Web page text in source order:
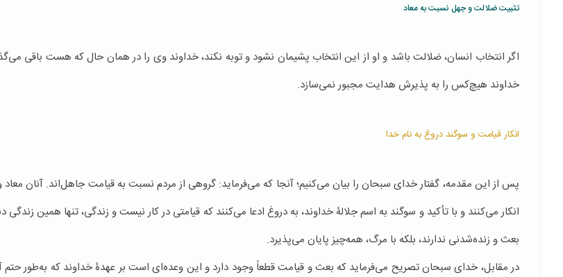
تثبیت ضلالت و جهل نسبت به معاد
اگر انتخاب انسان، ضلالت باشد و او از این انتخاب پشیمان نشود و توبه نکند، خداوند وی را در همان حال که هست باقی
خداوند هیچ‌کس را به پذیرش هدایت مجبور نمی‌سازد.
انکار قیامت و سوگند دروغ به نام خدا
پس از این مقدمه، گفتار خدای سبحان را بیان می‌کنیم؛ آنجا که می‌فرماید: گروهی از مردم نسبت به قیامت جاهل‌اند. آنان
انکار می‌کنند و با تأکید و سوگند به اسم جلالۀ خداوند، به دروغ ادعا می‌کنند که قیامتی در کار نیست و زندگی، تنها همین
بعث و زنده‌شدنی ندارند، بلکه با مرگ، همه‌چیز پایان می‌پذیرد.
در مقابل، خدای سبحان تصریح می‌فرماید که بعث و قیامت قطعاً وجود دارد و این وعده‌ای است بر عهدۀ خداوند که به‌طور حتم